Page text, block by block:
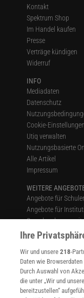
Kontakt
Spektrum Shop
Im Handel kaufen
Presse
Verträge kündigen
Widerruf
INFO
Mediadaten
Datenschutz
Cookie-Einstellungen
Utiq verwalten
Nutzungsbasierte
Alle Artikel
Impressum
WEITERE
Angebote für
Angebote für
Sprachen lernen
Lexika
Für Spektrum
WEBSEITEN
KielSCN
Wissenschaft in die
Ihre
Wir und unsere218-
Daten wie
Durch Auswahl von
die unter „Wir und
bereitzustellen“